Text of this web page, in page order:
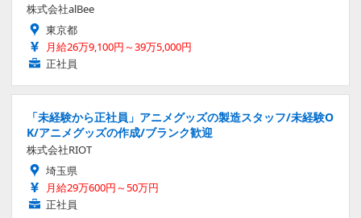
株式会社alBee
東京都
月給26万9,100円～39万5,000円
正社員
「未経験から正社員」アニメグッズの製造スタッフ/未経験O
K/アニメグッズの作成/ブランク歓迎
株式会社RIOT
埼玉県
月給29万600円～50万円
正社員